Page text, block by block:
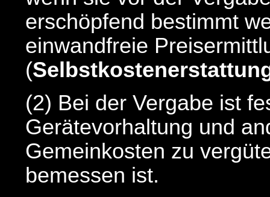
erschöpfend bestimmt
einwandfreie
(
(2) Bei der Vergabe ist
Gerätevorhaltung und
Gemeinkosten zu
bemessen ist.